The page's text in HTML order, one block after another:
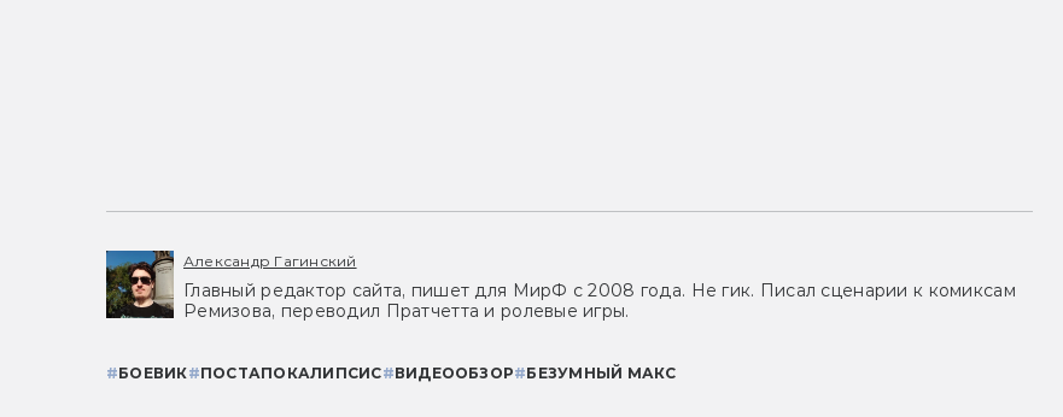
Александр Гагинский
Главный редактор сайта, пишет для МирФ с 2008 года. Не гик. Писал сценарии к комиксам
Ремизова, переводил Пратчетта и ролевые игры.
#БОЕВИК#ПОСТАПОКАЛИПСИС#ВИДЕООБЗОР#БЕЗУМНЫЙ МАКС